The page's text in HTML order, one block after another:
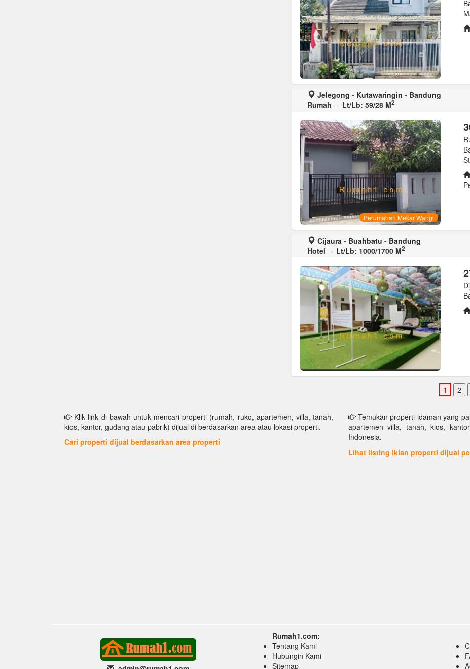
Jelegong - Kutawaringin - Bandung
Rumah - Lt/Lb: 59/28 M2
Perumahan Mekar Wangi
Cijaura - Buahbatu - Bandung
Hotel - Lt/Lb: 1000/1700 M2
Klik link di bawah untuk mencari properti (rumah, ruko, apartemen, villa, tanah,
kios, kantor, gudang atau pabrik) dijual di berdasarkan area atau lokasi properti.
Cari properti dijual berdasarkan area properti
Temukan properti idaman yang
apartemen villa, tanah, kios,
Indonesia.
Lihat listing iklan properti dijual
Rumah1.com:
Tentang Kami
Hubungin Kami
Sitemap